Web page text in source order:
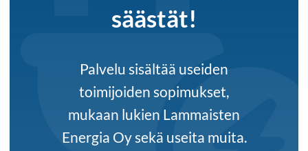
säästät!
Palvelu sisältää useiden
toimijoiden sopimukset,
mukaan lukien Lammaisten
Energia Oy sekä useita muita.